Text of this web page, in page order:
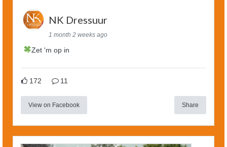
NK Dressuur
1 month 2 weeks ago
Zet 'm op in
172 11
View on Facebook Share